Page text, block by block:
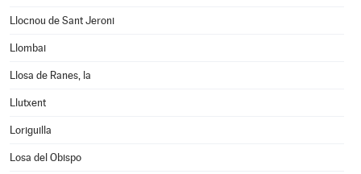
Llocnou de Sant Jeroni
Llombai
Llosa de Ranes, la
Llutxent
Loriguilla
Losa del Obispo